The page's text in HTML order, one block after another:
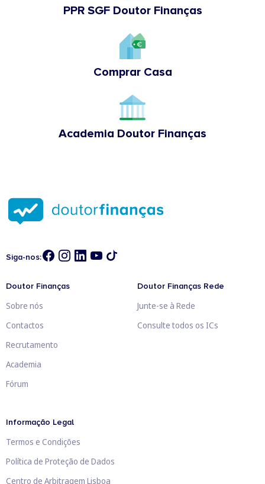
PPR SGF Doutor Finanças
Comprar Casa
Academia Doutor Finanças
Siga-nos:
Doutor Finanças
Sobre nós
Contactos
Recrutamento
Academia
Fórum
Doutor Finanças Rede
Junte-se à Rede
Consulte todos os ICs
Informação Legal
Termos e Condições
Política de Proteção de Dados
Centro de Arbitragem Lisboa